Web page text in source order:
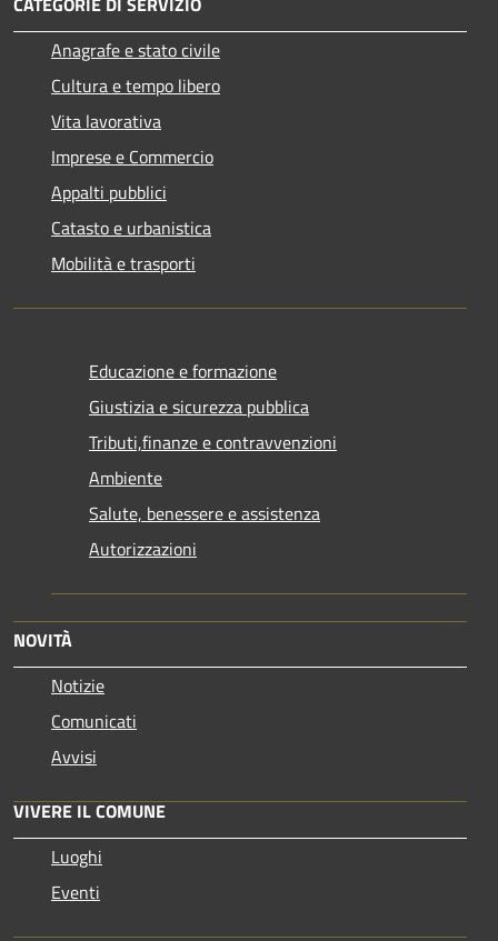
Anagrafe e stato civile
Cultura e tempo libero
Vita lavorativa
Imprese e Commercio
Appalti pubblici
Catasto e urbanistica
Mobilità e trasporti
Educazione e formazione
Giustizia e sicurezza pubblica
Tributi,finanze e contravvenzioni
Ambiente
Salute, benessere e assistenza
Autorizzazioni
NOVITÀ
Notizie
Comunicati
Avvisi
VIVERE IL COMUNE
Luoghi
Eventi